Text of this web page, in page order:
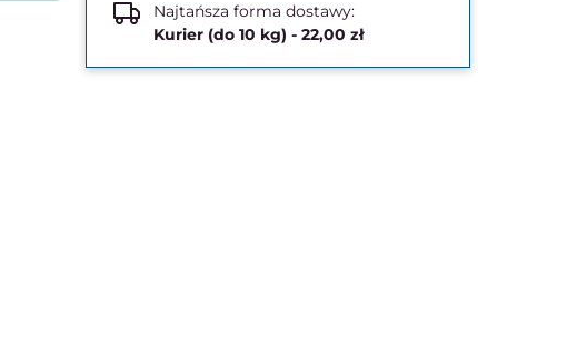
Najtańsza forma dostawy:
Kurier (do 10 kg) - 22,00 zł